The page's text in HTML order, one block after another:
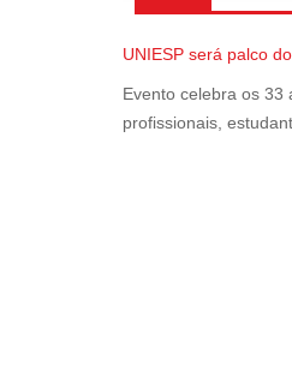
UNIESP será palco
Evento celebra os 33
profissionais,